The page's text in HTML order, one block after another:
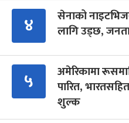
४
सेनाको
लागि उड्छ,
५
अमेरिकामा
पारित,
शुल्क